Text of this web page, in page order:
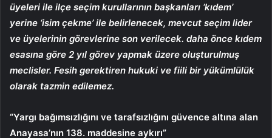
üyeleri ile ilçe seçim kurullarının başkanları ‘kıdem’
yerine ‘isim çekme’ ile belirlenecek, mevcut seçim lider
ve üyelerinin görevlerine son verilecek. daha önce kıdem
esasına göre 2 yıl görev yapmak üzere oluşturulmuş
meclisler. Fesih gerektiren hukuki ve fiili bir yükümlülük
olarak tazmin edilemez.
“Yargı bağımsızlığını ve tarafsızlığını güvence altına alan
Anayasa’nın 138. maddesine aykırı”